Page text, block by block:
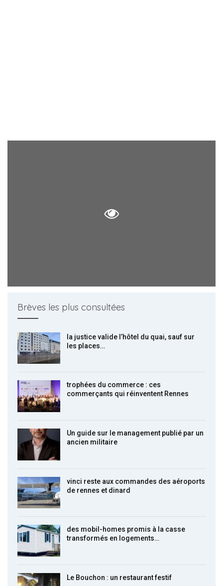
Brèves les plus consultées
la justice valide l’hôtel du quai, sauf sur
les places…
trophées du commerce : ces
commerçants qui réinventent Rennes
Un guide sur le management publié par un
ancien militaire
vinci reste aux commandes des aéroports
de rennes et dinard
des mobil-homes promis à la casse
transformés en logements…
Le Bouchon : un restaurant festif